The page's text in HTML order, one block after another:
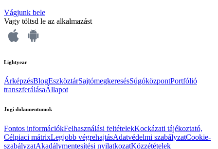
Vágjunk bele
Vagy töltsd le az alkalmazást
Lightyear
ÁrképzésBlogEszköztárSajtómegkeresésSúgóközpontPortfólió
transzferálásaÁllapot
Jogi dokumentumok
Fontos információkFelhasználási feltételekKockázati tájékoztató,
Célpiaci mátrixLegjobb végrehajtásAdatvédelmi szabályzatCookie-
szabályzatAkadálymentesítési nyilatkozatKözzétételek